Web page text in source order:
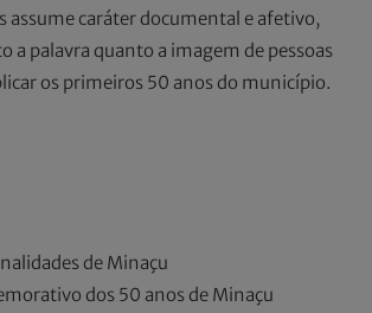
assume caráter documental e afetivo,
a palavra quanto a imagem de pessoas
os primeiros 50 anos do município.
de Minaçu
dos 50 anos de Minaçu